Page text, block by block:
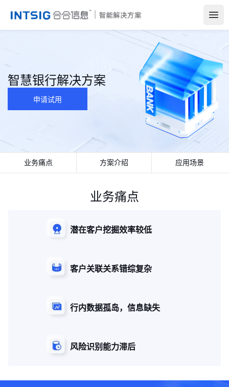
智慧银行解决方案
申请试用
业务痛点 方案介绍 应用场景
业务痛点
潜在客户挖掘效率较低
客户关联关系错综复杂
行内数据孤岛，信息缺失
风险识别能力滞后